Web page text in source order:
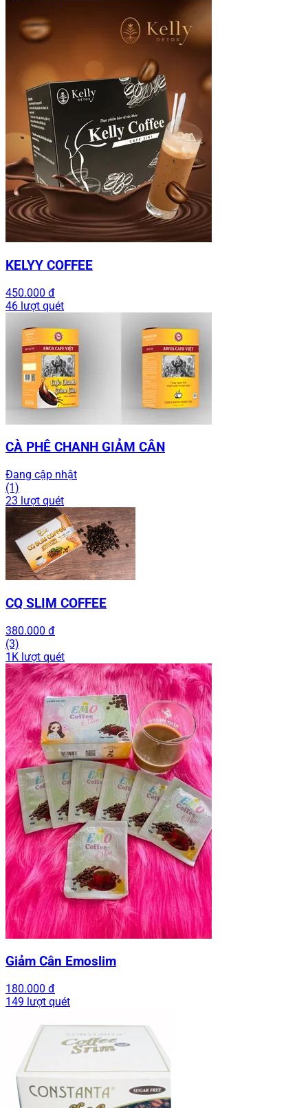
KELYY COFFEE
450.000 đ
46 lượt quét
CÀ PHÊ CHANH GIẢM CÂN
Đang cập nhật
(1)
23 lượt quét
CQ SLIM COFFEE
380.000 đ
(3)
1K lượt quét
Giảm Cân Emoslim
180.000 đ
149 lượt quét